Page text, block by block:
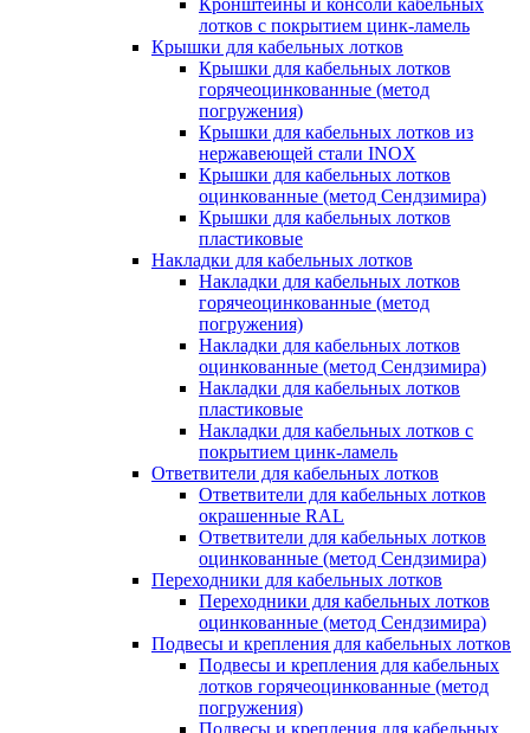
Кронштейны и консоли кабельных
лотков с покрытием цинк-ламель
Крышки для кабельных лотков
Крышки для кабельных лотков
горячеоцинкованные (метод
погружения)
Крышки для кабельных лотков из
нержавеющей стали INOX
Крышки для кабельных лотков
оцинкованные (метод Сендзимира)
Крышки для кабельных лотков
пластиковые
Накладки для кабельных лотков
Накладки для кабельных лотков
горячеоцинкованные (метод
погружения)
Накладки для кабельных лотков
оцинкованные (метод Сендзимира)
Накладки для кабельных лотков
пластиковые
Накладки для кабельных лотков с
покрытием цинк-ламель
Ответвители для кабельных лотков
Ответвители для кабельных лотков
окрашенные RAL
Ответвители для кабельных лотков
оцинкованные (метод Сендзимира)
Переходники для кабельных лотков
Переходники для кабельных лотков
оцинкованные (метод Сендзимира)
Подвесы и крепления для кабельных лотков
Подвесы и крепления для кабельных
лотков горячеоцинкованные (метод
погружения)
Подвесы и крепления для кабельных